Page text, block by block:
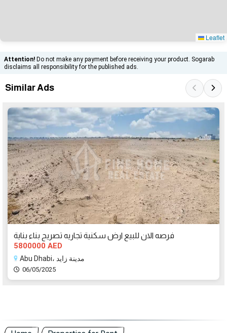
Leaflet
Attention! Do not make any payment before receiving your product. Sogarab
disclaims all responsibility for the published ads.
Similar Ads
فرصه الان للبيع ارض سكنية تجاريه تصريح بناء بناية
5800000 AED
Abu Dhabi، مدينة زايد
06/05/2025